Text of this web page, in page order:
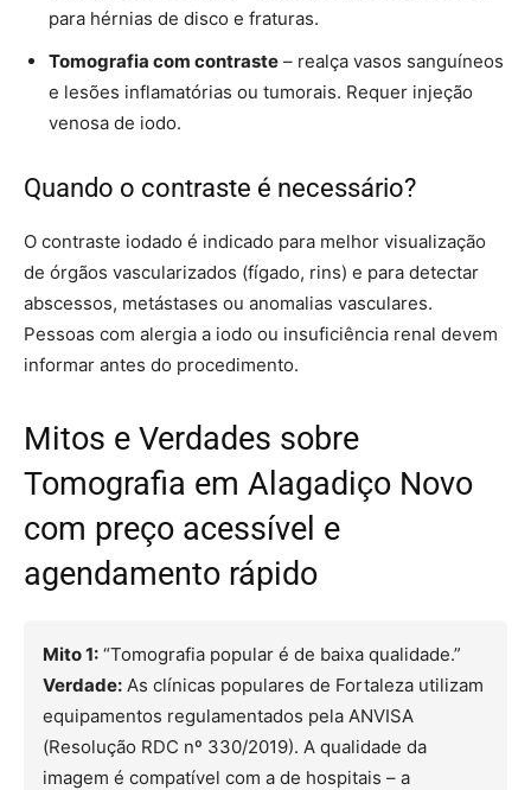
para hérnias de disco e fraturas.
Tomografia com contraste – realça vasos sanguíneos
e lesões inflamatórias ou tumorais. Requer injeção
venosa de iodo.
Quando o contraste é necessário?
O contraste iodado é indicado para melhor visualização
de órgãos vascularizados (fígado, rins) e para detectar
abscessos, metástases ou anomalias vasculares.
Pessoas com alergia a iodo ou insuficiência renal devem
informar antes do procedimento.
Mitos e Verdades sobre
Tomografia em Alagadiço Novo
com preço acessível e
agendamento rápido
Mito 1: “Tomografia popular é de baixa qualidade.”
Verdade: As clínicas populares de Fortaleza utilizam
equipamentos regulamentados pela ANVISA
(Resolução RDC nº 330/2019). A qualidade da
imagem é compatível com a de hospitais – a